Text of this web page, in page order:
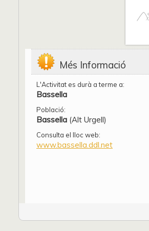
Més Informació
L'Activitat es durà a terme a:
Bassella
Població:
Bassella (Alt Urgell)
Consulta el lloc web:
www.bassella.ddl.net